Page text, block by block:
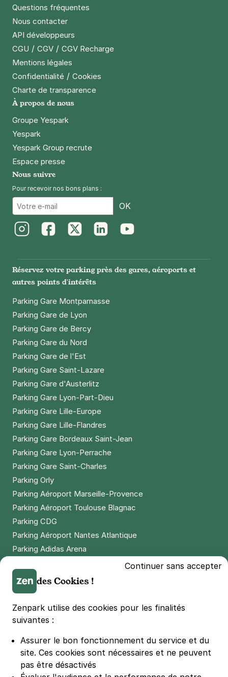
Questions fréquentes
Nous contacter
API développeurs
CGU / CGV / CGV Recharge
Mentions légales
Confidentialité / Cookies
Charte de transparence
À propos de nous
Groupe Yespark
Yespark
Yespark Group recrute
Espace presse
Nous suivre
Pour recevoir nos bons plans :
OK
Réservez votre parking près des gares, aéroports et
autres points d'intérêts
Parking Gare Montparnasse
Parking Gare de Lyon
Parking Gare de Bercy
Parking Gare du Nord
Parking Gare de l'Est
Parking Gare Saint-Lazare
Parking Gare d'Austerlitz
Parking Gare Lyon-Part-Dieu
Parking Gare Lille-Europe
Parking Gare Lille-Flandres
Parking Gare Bordeaux Saint-Jean
Parking Gare Lyon-Perrache
Parking Gare Saint-Charles
Parking Orly
Parking Aéroport Marseille-Provence
Parking Aéroport Toulouse Blagnac
Parking CDG
Parking Aéroport Nantes Atlantique
Parking Adidas Arena
Parking LDLC Arena
Parking Stade Pierre Mauroy
Parking Groupama Stadium
Parking Vélodrome
Parking Bercy
Parking La Défense Arena
Parking Les 4 temps
Continuer sans accepter
des Cookies !
Zenpark utilise des cookies pour les finalités
suivantes :
Assurer le bon fonctionnement du service et du
site. Ces cookies sont nécessaires et ne peuvent
pas être désactivés